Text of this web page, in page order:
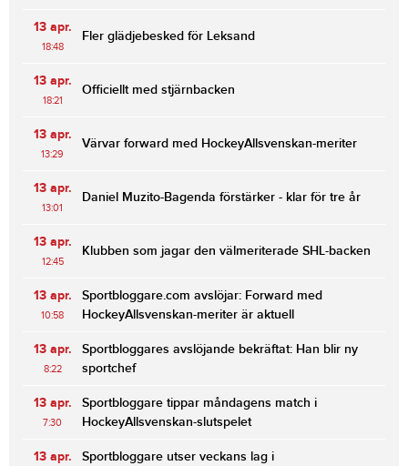
13 apr.
18:48
Fler glädjebesked för Leksand
13 apr.
18:21
Officiellt med stjärnbacken
13 apr.
13:29
Värvar forward med HockeyAllsvenskan-meriter
13 apr.
13:01
Daniel Muzito-Bagenda förstärker - klar för tre år
13 apr.
12:45
Klubben som jagar den välmeriterade SHL-backen
13 apr.
10:58
Sportbloggare.com avslöjar: Forward med
HockeyAllsvenskan-meriter är aktuell
13 apr.
8:22
Sportbloggares avslöjande bekräftat: Han blir ny
sportchef
13 apr.
7:30
Sportbloggare tippar måndagens match i
HockeyAllsvenskan-slutspelet
13 apr.
Sportbloggare utser veckans lag i